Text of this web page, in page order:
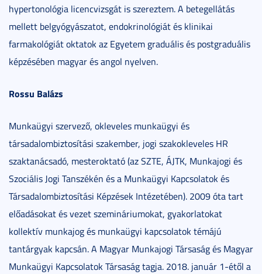
hypertonológia licencvizsgát is szereztem. A betegellátás
mellett belgyógyászatot, endokrinológiát és klinikai
farmakológiát oktatok az Egyetem graduális és postgraduális
képzésében magyar és angol nyelven.
Rossu Balázs
Munkaügyi szervező, okleveles munkaügyi és
társadalombiztosítási szakember, jogi szakokleveles HR
szaktanácsadó, mesteroktató (az SZTE, ÁJTK, Munkajogi és
Szociális Jogi Tanszékén és a Munkaügyi Kapcsolatok és
Társadalombiztosítási Képzések Intézetében). 2009 óta tart
előadásokat és vezet szemináriumokat, gyakorlatokat
kollektív munkajog és munkaügyi kapcsolatok témájú
tantárgyak kapcsán. A Magyar Munkajogi Társaság és Magyar
Munkaügyi Kapcsolatok Társaság tagja. 2018. január 1-étől a